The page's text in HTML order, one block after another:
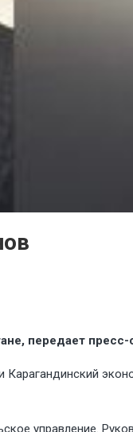
передает
Карагандинский
управление.